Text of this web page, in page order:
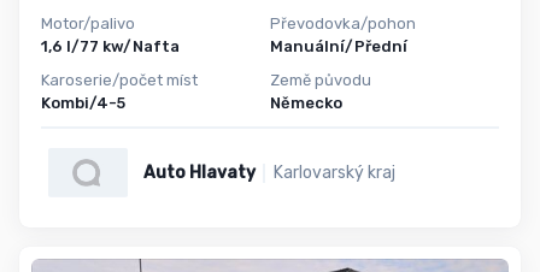
Motor/palivo
1,6 l/77 kw/Nafta
Karoserie/počet míst
Kombi/4-5
Převodovka/pohon
Manuální/Přední
Země původu
Německo
Auto Hlavaty Karlovarský kraj